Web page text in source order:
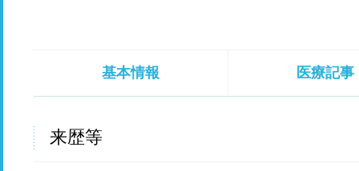
基本情報 医療記事
来歴等